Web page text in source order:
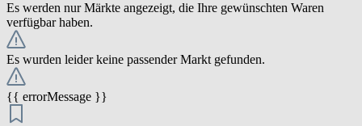
Es werden nur Märkte angezeigt, die Ihre gewünschten Waren
verfügbar haben.
Es wurden leider keine passender Markt gefunden.
{{ errorMessage }}